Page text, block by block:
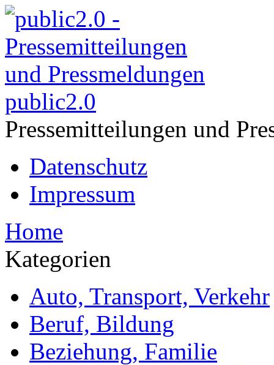
public2.0
Pressemitteilungen und
Datenschutz
Impressum
Home
Kategorien
Auto, Transport, Verkehr
Beruf, Bildung
Beziehung, Familie